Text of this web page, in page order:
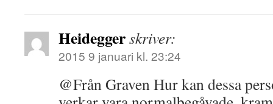
Heideggerskriver:
2015 9 januari kl. 23:24
@Från Graven Hur kan dessa